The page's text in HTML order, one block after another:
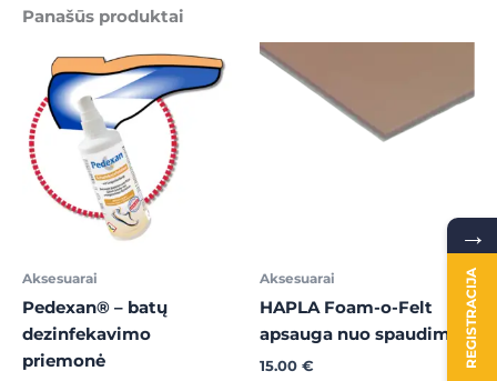
Panašūs produktai
Aksesuarai
Pedexan® – batų
dezinfekavimo
priemonė
Aksesuarai
HAPLA Foam-o-Felt
apsauga nuo spaudimo
15.00 €
→
REGISTRACIJA